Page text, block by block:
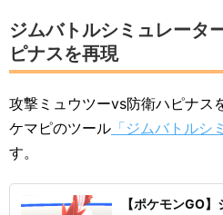
ジムバトルシミュレータ
ピナスを再現
攻撃ミュウツーvs防衛ハピナス
ケマピのツール 「ジムバトルシ
す。
【ポケモンGO